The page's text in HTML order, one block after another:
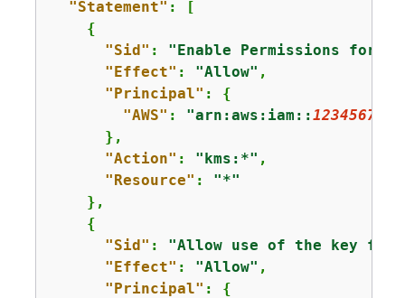
"Statement" : [
{
"Sid" : "Enable Permissions for
"Effect" : "Allow" ,
"Principal" : {
"AWS" : "arn:aws:iam::
      },
"Action" : "kms:*" ,
"Resource" : "*"
    },
{
"Sid" : "Allow use of the key for
"Effect" : "Allow" ,
"Principal" : {